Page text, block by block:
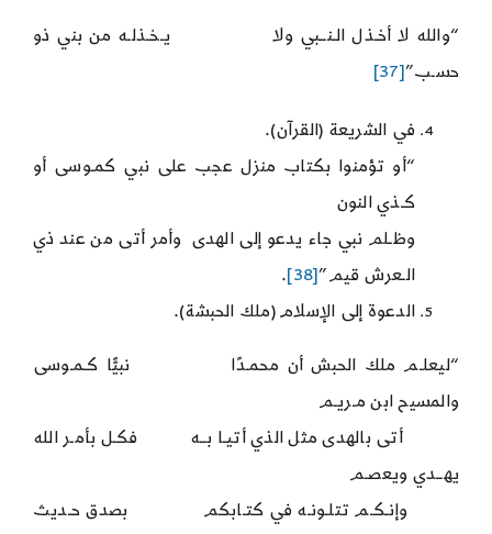
“والله لا أخـذل الـنــبي ولا يـخـذلـه من بني ذو
حسـب”[37]
في الشريعة (القرآن).
“أو تؤمنوا بكتاب منزل عجب على نبي كمـوسى أو
كـذي النون
وظـلم نبي جاء يدعو إلى الهدى وأمر أتى من عند ذي
الـعرش قيم”[38]
.
الدعوة إلى الإسلام (ملك الحبشة).
“ليعلـم ملك الحبش أن محمـدًا نبيًّا كـمـوسى
والمسيح ابن مـريـم
أتى بالهدى مثل الذي أتيـا بــه فكـل بأمـر الله
يهــدي ويعصـم
وإنـكـم تتلـونـه في كتـابكم بصدق حـديث